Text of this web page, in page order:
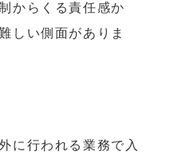
からくる責任感か
しい側面がありま
に行われる業務で入